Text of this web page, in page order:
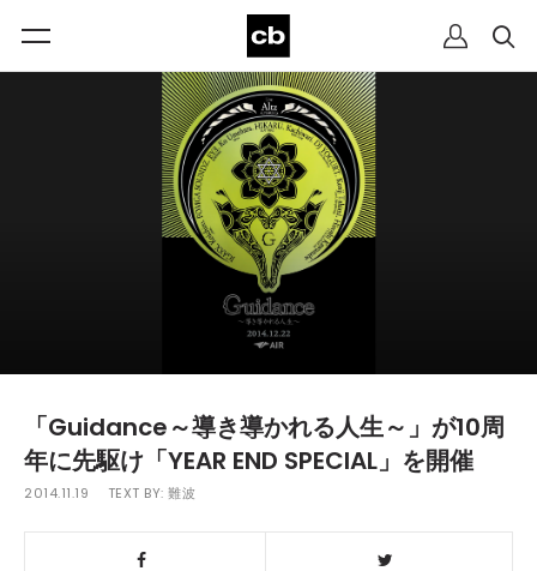
「Guidance～導き導かれる人生～」が10周
年に先駆け「YEAR END SPECIAL」を開催
2014.11.19 TEXT BY:難波